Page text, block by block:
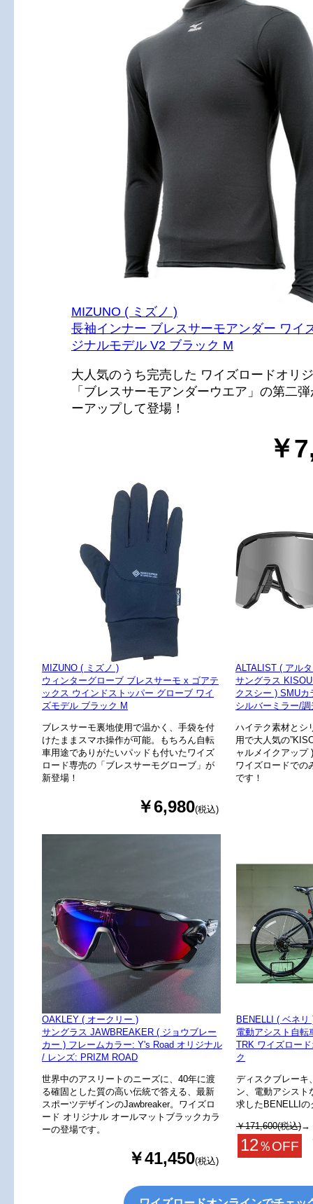
MIZUNO ( ミズノ )
長袖インナー ブレスサーモアンダー ワイ
ジナルモデル V2 ブラック M
大人気のうち完売した ワイズロードオリ
「ブレスサーモアンダーウエア」の第二
ーアップして登場！
￥
MIZUNO ( ミズノ )
ウィンターグローブ ブレスサーモ x ゴアテ
ックス ウインドストッパー グローブ ワイ
ズモデル ブラック M
ブレスサーモ裏地使用で温かく、手袋を付
けたままスマホ操作が可能。もちろん自転
車用途でありがたいパッドも付いたワイズ
ロード専売の「ブレスサーモグローブ」が
新登場！
￥6,980(税込)
ALTALIST ( アル
サングラス
クスシー ) SMU
シルバーミラー/調
ハイテク素材とシ
用で大人気の
ャルメイクアップ
ワイズロードでの
です！
OAKLEY ( オークリー )
サングラス JAWBREAKER ( ジョウブレー
カー ) フレームカラー: Y's Road オリジナル
/ レンズ: PRIZM ROAD
世界中のアスリートのニーズに、40年に渡
る確固とした質の高い伝統で答える、最新
スポーツデザインのJawbreaker。ワイズロ
ード オリジナル オールマットブラックカラ
ーの登場です。
￥41,450(税込)
BENELLI ( ベネリ
電動アシスト自転
TRK ワイズロー
ク
ディスクブレーキ
ン、電動アシスト
求したBENELLIの
￥171,600(税込)→
12％OFF